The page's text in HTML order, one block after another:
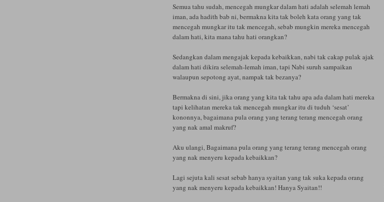
Semua tahu sudah, mencegah mungkar dalam hati adalah selemah lemah
iman, ada hadith bab ni, bermakna kita tak boleh kata orang yang tak
mencegah mungkar itu tak mencegah, sebab mungkin mereka mencegah
dalam hati, kita mana tahu hati orangkan?
Sedangkan dalam mengajak kepada kebaikkan, nabi tak cakap pulak ajak
dalam hati dikira selemah-lemah iman, tapi Nabi suruh sampaikan
walaupun sepotong ayat, nampak tak bezanya?
Bermakna di sini, jika orang yang kita tak tahu apa ada dalam hati mereka
tapi kelihatan mereka tak mencegah mungkar itu di tuduh ‘sesat’
kononnya, bagaimana pula orang yang terang terang mencegah orang
yang nak amal makruf?
Aku ulangi, Bagaimana pula orang yang terang terang mencegah orang
yang nak menyeru kepada kebaikkan?
Lagi sejuta kali sesat sebab hanya syaitan yang tak suka kepada orang
yang nak menyeru kepada kebaikkan! Hanya Syaitan!!